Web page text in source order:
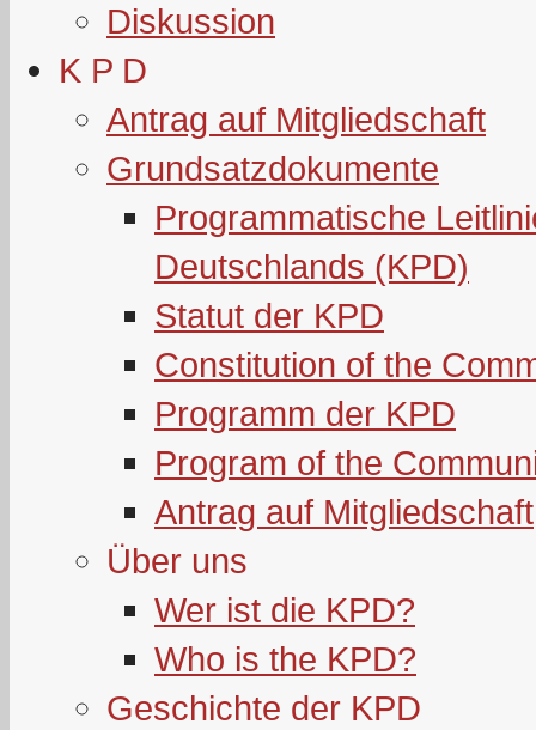
Diskussion
K P D
Antrag auf Mitgliedschaft
Grundsatzdokumente
Programmatische
Deutschlands (KPD)
Statut der KPD
Constitution of the
Programm der KPD
Program of the
Antrag auf Mitgliedschaft
Über uns
Wer ist die KPD?
Who is the KPD?
Geschichte der KPD